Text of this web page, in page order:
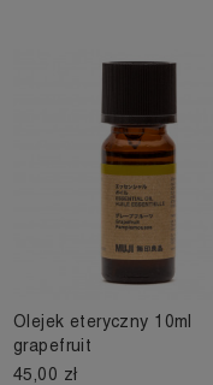
Olejek eteryczny 10ml
grapefruit
45,00 zł